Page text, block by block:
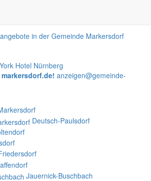
Hotel Nürnberg
anzeigen@gemeinde-
Deutsch-Paulsdorf
Jauernick-Buschbach